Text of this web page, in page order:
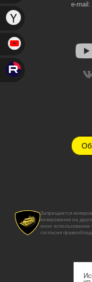
e-mail:
Запрещается
копирования на
иное
согласия